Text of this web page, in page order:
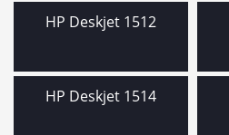
HP Deskjet 1512
HP Deskjet 1514